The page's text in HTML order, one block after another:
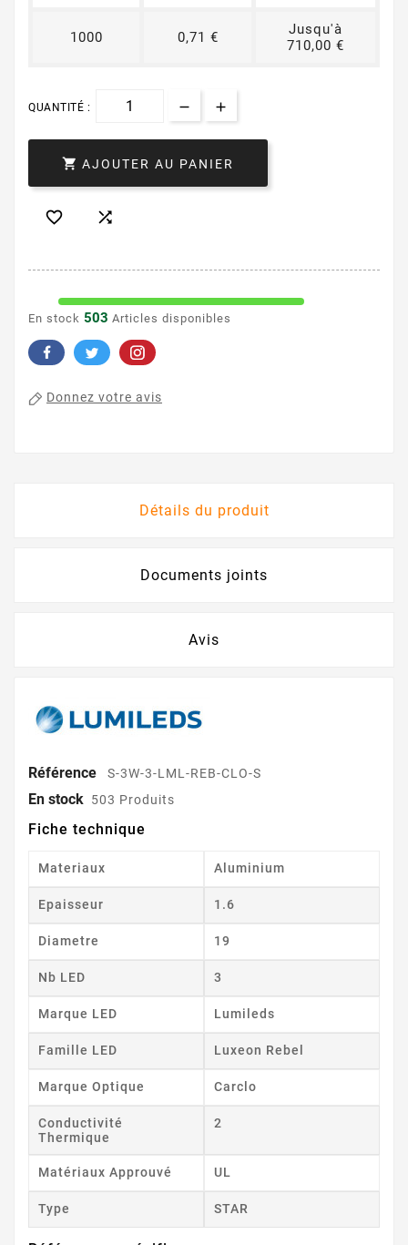
1000 0,71 €
Jusqu'à
710,00 €
QUANTITÉ :
 AJOUTER AU PANIER
 
En stock 503 Articles disponibles
Donnez votre avis
Détails du produit
Documents joints
Avis
Référence S-3W-3-LML-REB-CLO-S
En stock 503 Produits
Fiche technique
Materiaux Aluminium
Epaisseur 1.6
Diametre 19
Nb LED 3
Marque LED Lumileds
Famille LED Luxeon Rebel
Marque Optique Carclo
Conductivité
Thermique
2
Matériaux Approuvé UL
Type STAR